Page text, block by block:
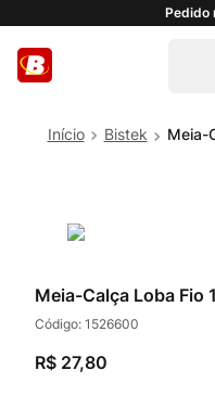
Pedido
Bistek Meia-
Meia-Calça Loba Fio
Código: 1526600
R$ 27,80